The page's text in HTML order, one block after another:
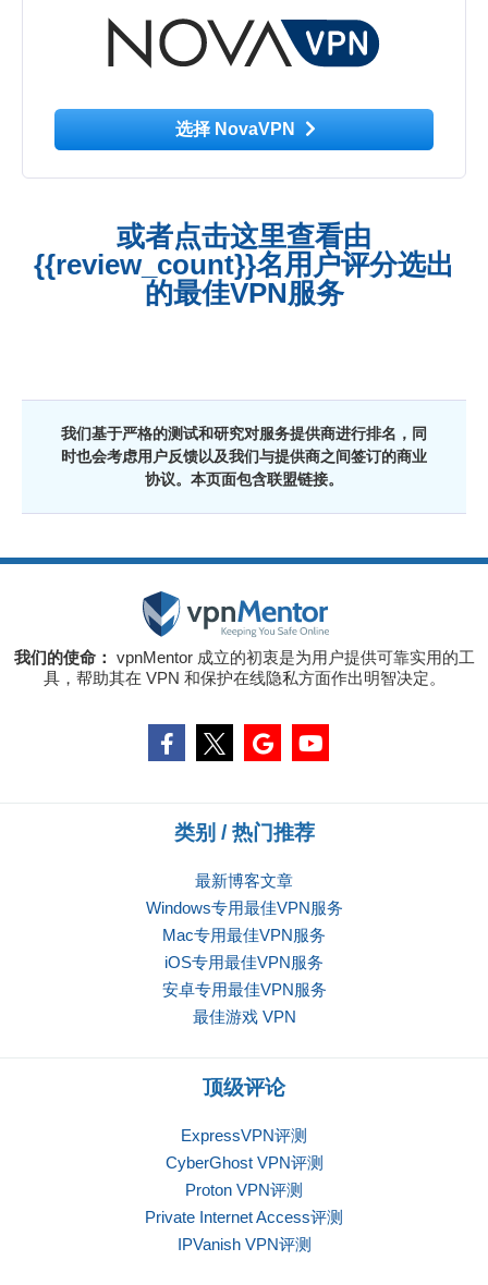
选择 NovaVPN
或者点击这里查看由
{{review_count}}名用户评分选出
的最佳VPN服务
我们基于严格的测试和研究对服务提供商进行排名，同
时也会考虑用户反馈以及我们与提供商之间签订的商业
协议。本页面包含联盟链接。
我们的使命： vpnMentor 成立的初衷是为用户提供可靠实用的工
具，帮助其在 VPN 和保护在线隐私方面作出明智决定。
类别 / 热门推荐
最新博客文章
Windows专用最佳VPN服务
Mac专用最佳VPN服务
iOS专用最佳VPN服务
安卓专用最佳VPN服务
最佳游戏 VPN
顶级评论
ExpressVPN评测
CyberGhost VPN评测
Proton VPN评测
Private Internet Access评测
IPVanish VPN评测